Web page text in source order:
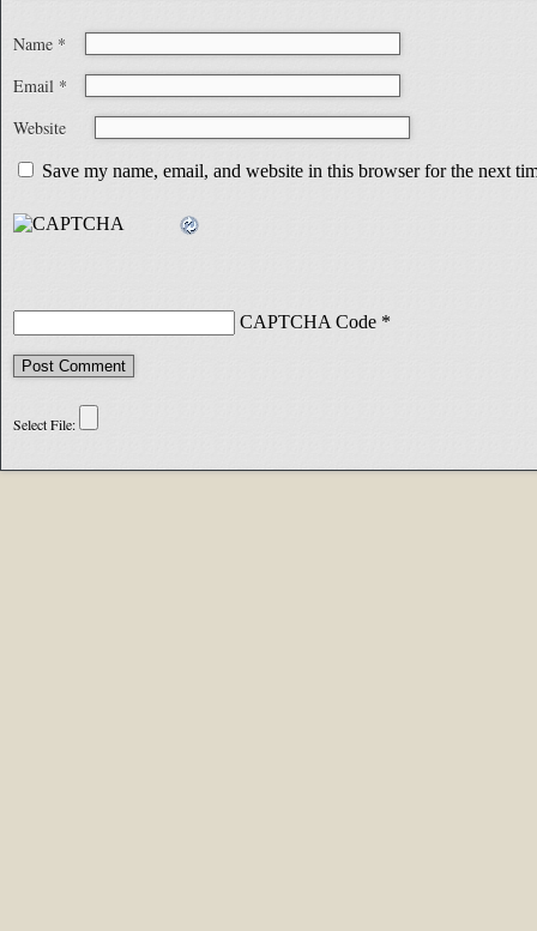
Name *
Email *
Website
Save my name, email, and website in this browser for the next
CAPTCHA Code *